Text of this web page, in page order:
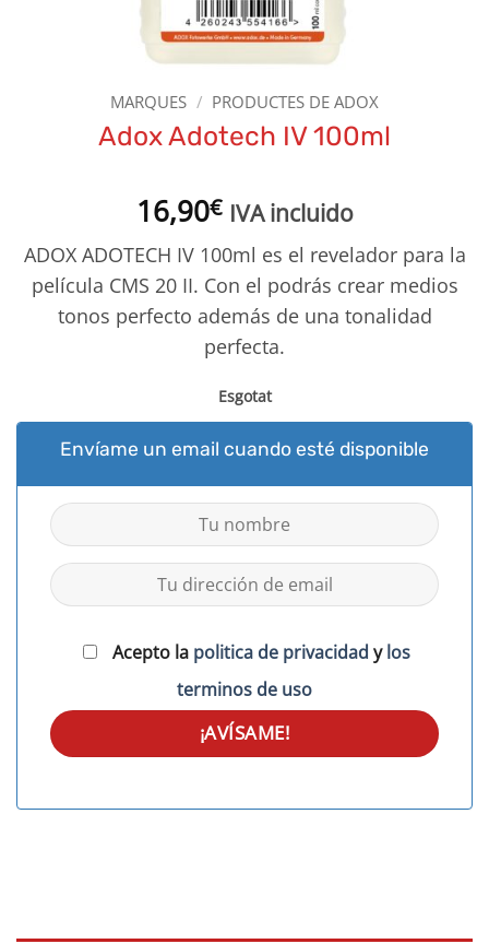
MARQUES / PRODUCTES DE ADOX
Adox Adotech IV 100ml
16,90€ IVA incluido
ADOX ADOTECH IV 100ml es el revelador para la
película CMS 20 II. Con el podrás crear medios
tonos perfecto además de una tonalidad
perfecta.
Esgotat
Envíame un email cuando esté disponible
Acepto la politica de privacidad ylos
terminos de uso